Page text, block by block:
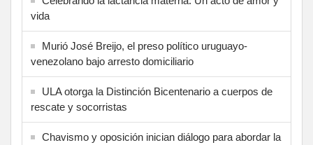
vida
Murió José Breijo, el preso político uruguayo-
venezolano bajo arresto domiciliario
ULA otorga la Distinción Bicentenario a cuerpos de
rescate y socorristas
Chavismo y oposición inician diálogo para abordar la